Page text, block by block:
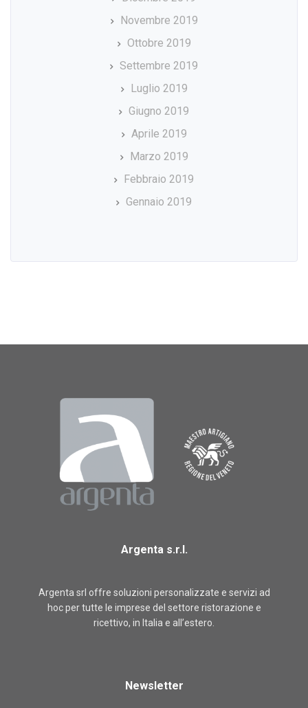
Novembre 2019
Ottobre 2019
Settembre 2019
Luglio 2019
Giugno 2019
Aprile 2019
Marzo 2019
Febbraio 2019
Gennaio 2019
Argenta s.r.l.
Argenta srl offre soluzioni personalizzate e servizi ad
hoc per tutte le imprese del settore ristorazione e
ricettivo, in Italia e all’estero.
Newsletter